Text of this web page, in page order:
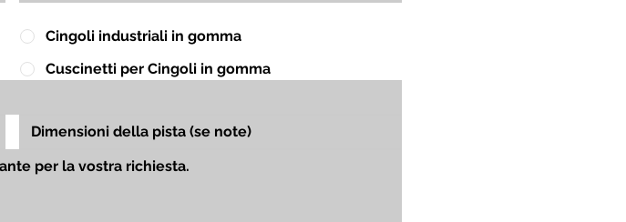
Cingoli industriali in gomma
Cuscinetti per Cingoli in gomma